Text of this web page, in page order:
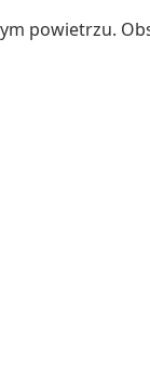
powietrzu.